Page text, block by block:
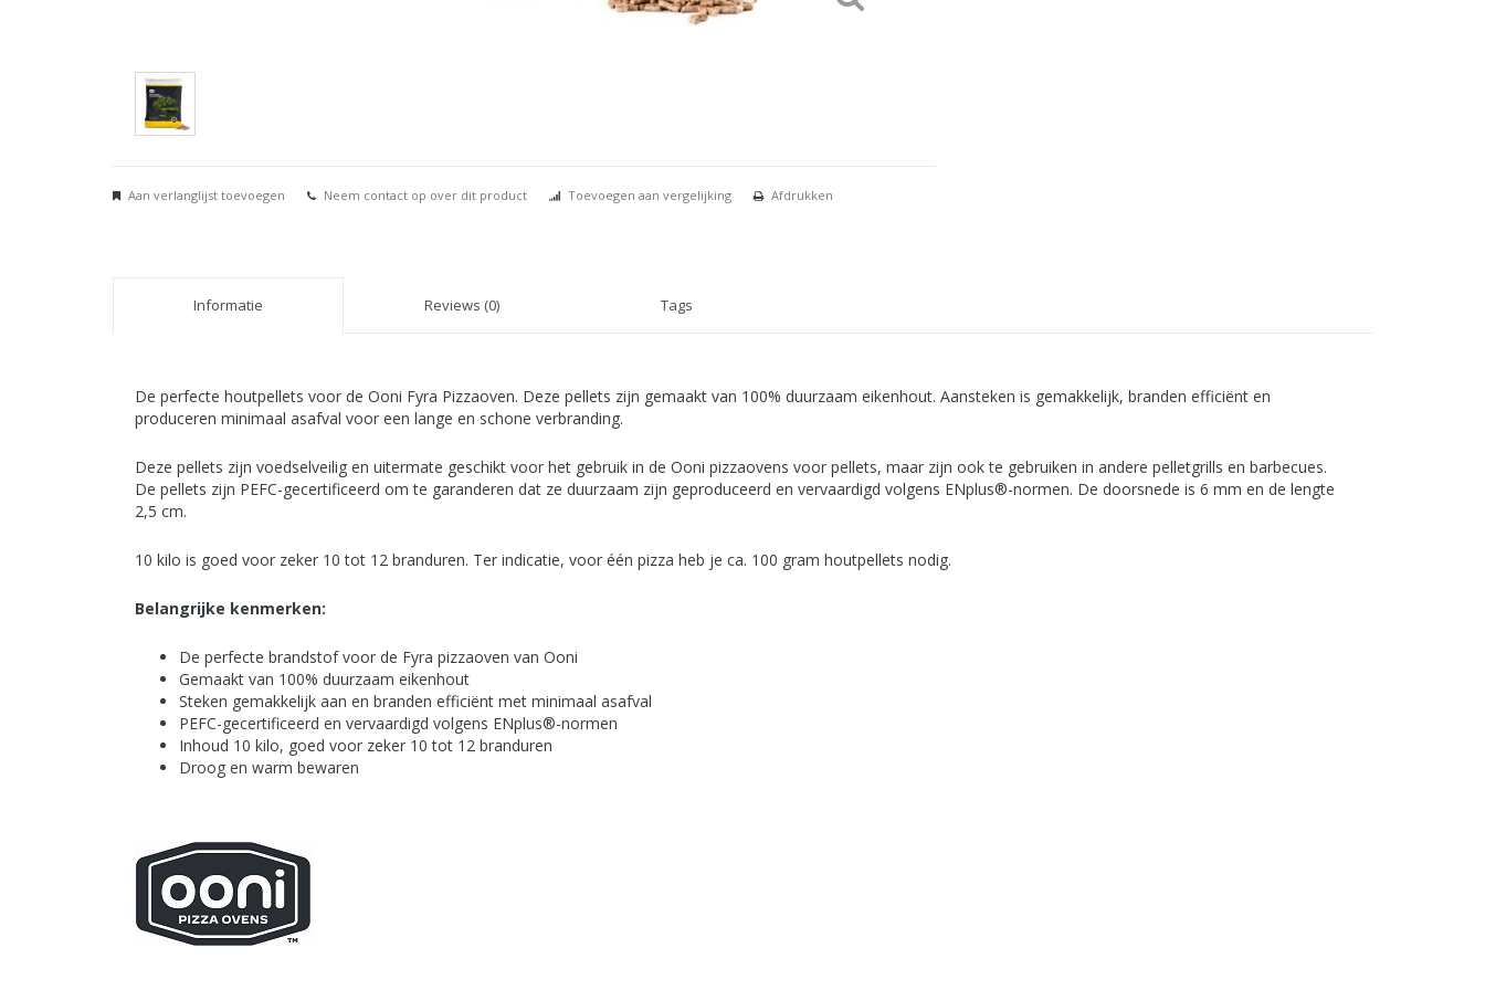
Aan verlanglijst toevoegen Neem contact op over dit product Toevoegen aan vergelijking Afdrukken
Informatie Reviews (0) Tags
De perfecte houtpellets voor de Ooni Fyra Pizzaoven. Deze pellets zijn gemaakt van 100% duurzaam eikenhout. Aansteken is gemakkelijk, branden efficiënt en
produceren minimaal asafval voor een lange en schone verbranding.
Deze pellets zijn voedselveilig en uitermate geschikt voor het gebruik in de Ooni pizzaovens voor pellets, maar zijn ook te gebruiken in andere pelletgrills en barbecues.
De pellets zijn PEFC-gecertificeerd om te garanderen dat ze duurzaam zijn geproduceerd en vervaardigd volgens ENplus®-normen. De doorsnede is 6 mm en de lengte
2,5 cm.
10 kilo is goed voor zeker 10 tot 12 branduren. Ter indicatie, voor één pizza heb je ca. 100 gram houtpellets nodig.
Belangrijke kenmerken:
De perfecte brandstof voor de Fyra pizzaoven van Ooni
Gemaakt van 100% duurzaam eikenhout
Steken gemakkelijk aan en branden efficiënt met minimaal asafval
PEFC-gecertificeerd en vervaardigd volgens ENplus®-normen
Inhoud 10 kilo, goed voor zeker 10 tot 12 branduren
Droog en warm bewaren